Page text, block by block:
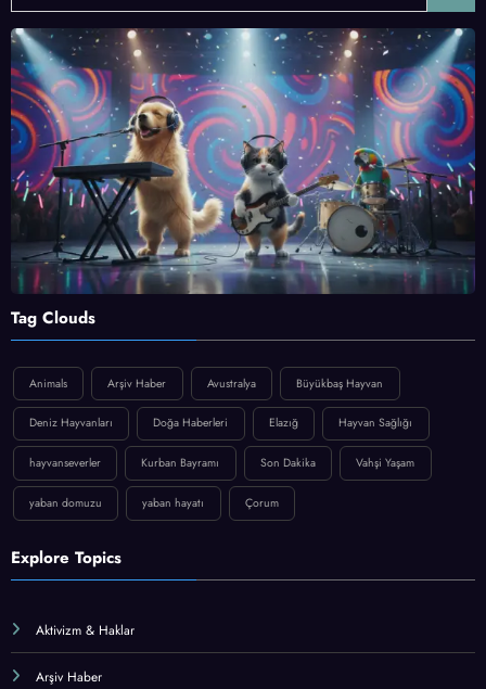
Tag Clouds
Animals Arşiv Haber Avustralya Büyükbaş Hayvan
Deniz Hayvanları Doğa Haberleri Elazığ Hayvan Sağlığı
hayvanseverler Kurban Bayramı Son Dakika Vahşi Yaşam
yaban domuzu yaban hayatı Çorum
Explore Topics
Aktivizm & Haklar
Arşiv Haber